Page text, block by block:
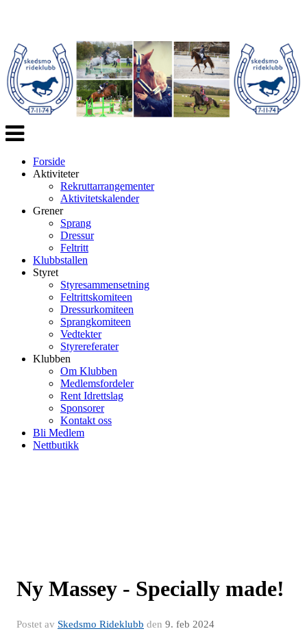
Veksle
navigasjon
Forside
Aktiviteter
Rekruttarrangementer
Aktivitetskalender
Grener
Sprang
Dressur
Feltritt
Klubbstallen
Styret
Styresammensetning
Feltrittskomiteen
Dressurkomiteen
Sprangkomiteen
Vedtekter
Styrereferater
Klubben
Om Klubben
Medlemsfordeler
Rent Idrettslag
Sponsorer
Kontakt oss
Bli Medlem
Nettbutikk
Ny Massey - Specially made!
Postet av Skedsmo Rideklubb den 9. feb 2024